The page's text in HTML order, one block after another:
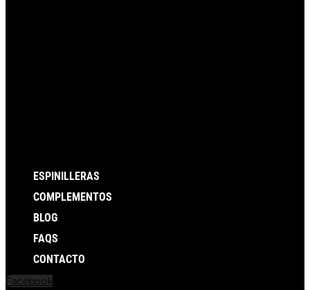
ESPINILLERAS
COMPLEMENTOS
BLOG
FAQS
CONTACTO
Facebook